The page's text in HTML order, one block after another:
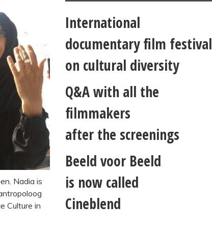
Nadia is
Culture in
International
documentary film festival
on cultural diversity
Q&A with all the
filmmakers
after the screenings
Beeld voor Beeld
is now called
Cineblend